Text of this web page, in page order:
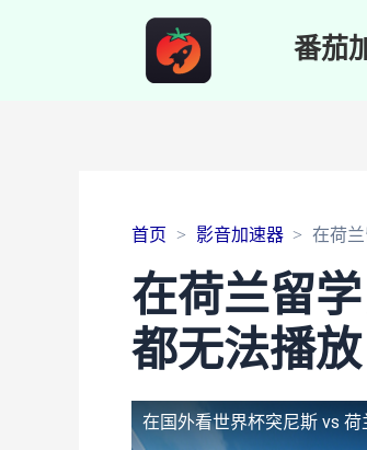
番茄
首页 影音加速器 在荷
在荷兰留
都无法播放
在国外看世界杯突尼斯 vs